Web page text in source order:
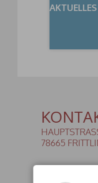
AKTUELLES
78665